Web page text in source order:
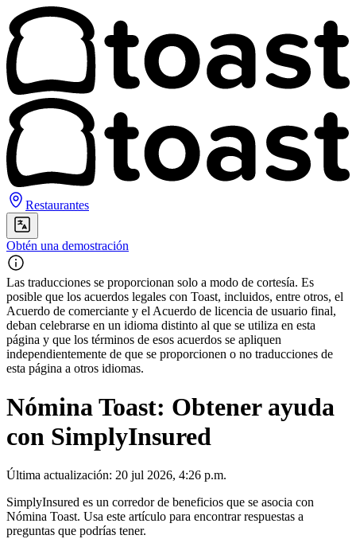
Restaurantes
Obtén una demostración
Las traducciones se proporcionan solo a modo de cortesía. Es
posible que los acuerdos legales con Toast, incluidos, entre otros, el
Acuerdo de comerciante y el Acuerdo de licencia de usuario final,
deban celebrarse en un idioma distinto al que se utiliza en esta
página y que los términos de esos acuerdos se apliquen
independientemente de que se proporcionen o no traducciones de
esta página a otros idiomas.
Nómina Toast: Obtener ayuda
con SimplyInsured
Última actualización: 20 jul 2026, 4:26 p.m.
SimplyInsured es un corredor de beneficios que se asocia con
Nómina Toast. Usa este artículo para encontrar respuestas a
preguntas que podrías tener.